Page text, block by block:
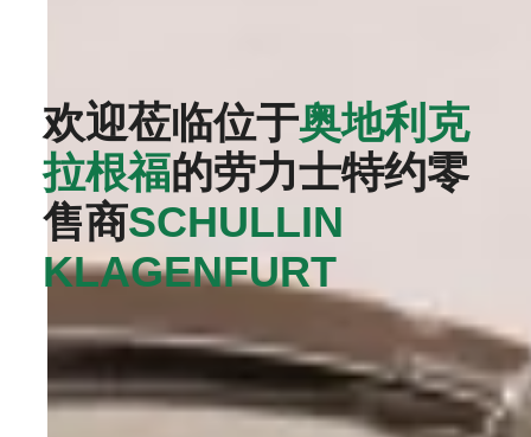
欢迎莅临位于奥地利克
拉根福的劳力士特约零
售商‭SCHULLIN
KLAGENFURT‬